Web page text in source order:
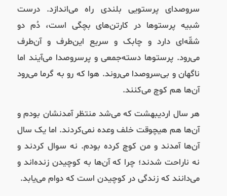
سروصدای پرستویی بلندی راه می‌اندازد. درست
شبیه پرستوها در کارتن‌های بچگی است، دُم دو
شقّه‌ای دارد و چابک و سریع این‌طرف و آن‌طرف
می‌رود. پرستوها دسته‌جمعی و پرسرو‌صدا می‌آیند اما
ناگهان و بی‌سرو‌صدا می‌روند. هوا که رو به گرما می‌رود
آن‌ها هم کوچ می‌کنند.
هر سال اردیبهشت که می‌شد منتظر آمدنشان بودم و
آن‌ها هم هیچوقت خلف وعده نمی‌کردند. اما یک سال
آن‌ها آمدند و من کوچ کرده بودم. نه سوال کردند و
نه ناراحت شدند؛ چرا که آن‌ها به کوچیدن زنده‌‌اند و
می‌دانند که زندگی در کوچیدن است که دوام می‌یابد.